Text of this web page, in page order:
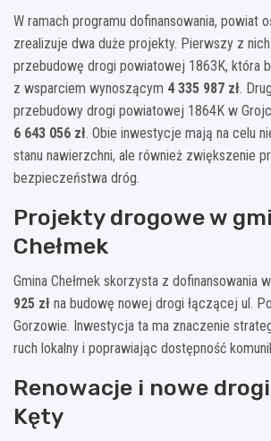
W ramach programu dofinansowania, powiat
zrealizuje dwa duże projekty. Pierwszy z
przebudowę drogi powiatowej 1863K, która
z wsparciem wynoszącym 4 335 987 zł.
przebudowy drogi powiatowej 1864K w
6 643 056 zł. Obie inwestycje mają na celu
stanu nawierzchni, ale również zwiększenie
bezpieczeństwa dróg.
Projekty drogowe w
Chełmek
Gmina Chełmek skorzysta z dofinansowania
925 zł na budowę nowej drogi łączącej ul.
Gorzowie. Inwestycja ta ma znaczenie
ruch lokalny i poprawiając dostępność
Renowacje i nowe
Kęty